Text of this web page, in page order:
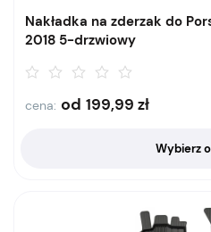
Nakładka na zderzak do
2018 5-drzwiowy
cena: od 199,99 zł
Wybierz